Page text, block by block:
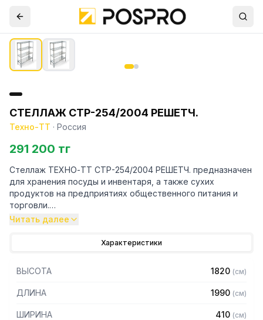
СТЕЛЛАЖ СТР-254/2004 РЕШЕТЧ.
Техно-ТТ · Россия
291 200 тг
Стеллаж ТЕХНО-ТТ СТР-254/2004 РЕШЕТЧ. предназначен
для хранения посуды и инвентаря, а также сухих
продуктов на предприятиях общественного питания и
торговли.
430 толщиной 1,2 мм
— Четыре решетчатые полки из нержавеющей стали
марки AISI 304 толщиной 0,8 мм
— Расстояние между полками регулируемое с шагом 120
Читать далее
Характеристики
ВЫСОТА 1820 (см)
ДЛИНА 1990 (см)
ШИРИНА 410 (см)